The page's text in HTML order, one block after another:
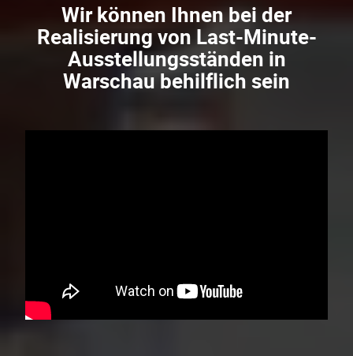
Wir können Ihnen bei der
Realisierung von Last-Minute-
Ausstellungsständen in
Warschau behilflich sein